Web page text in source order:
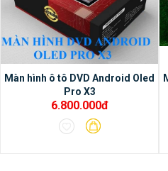
Màn hình ô tô DVD Android Oled
Pro X3
6.800.000đ